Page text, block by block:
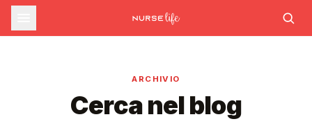
ARCHIVIO
Cerca nel blog